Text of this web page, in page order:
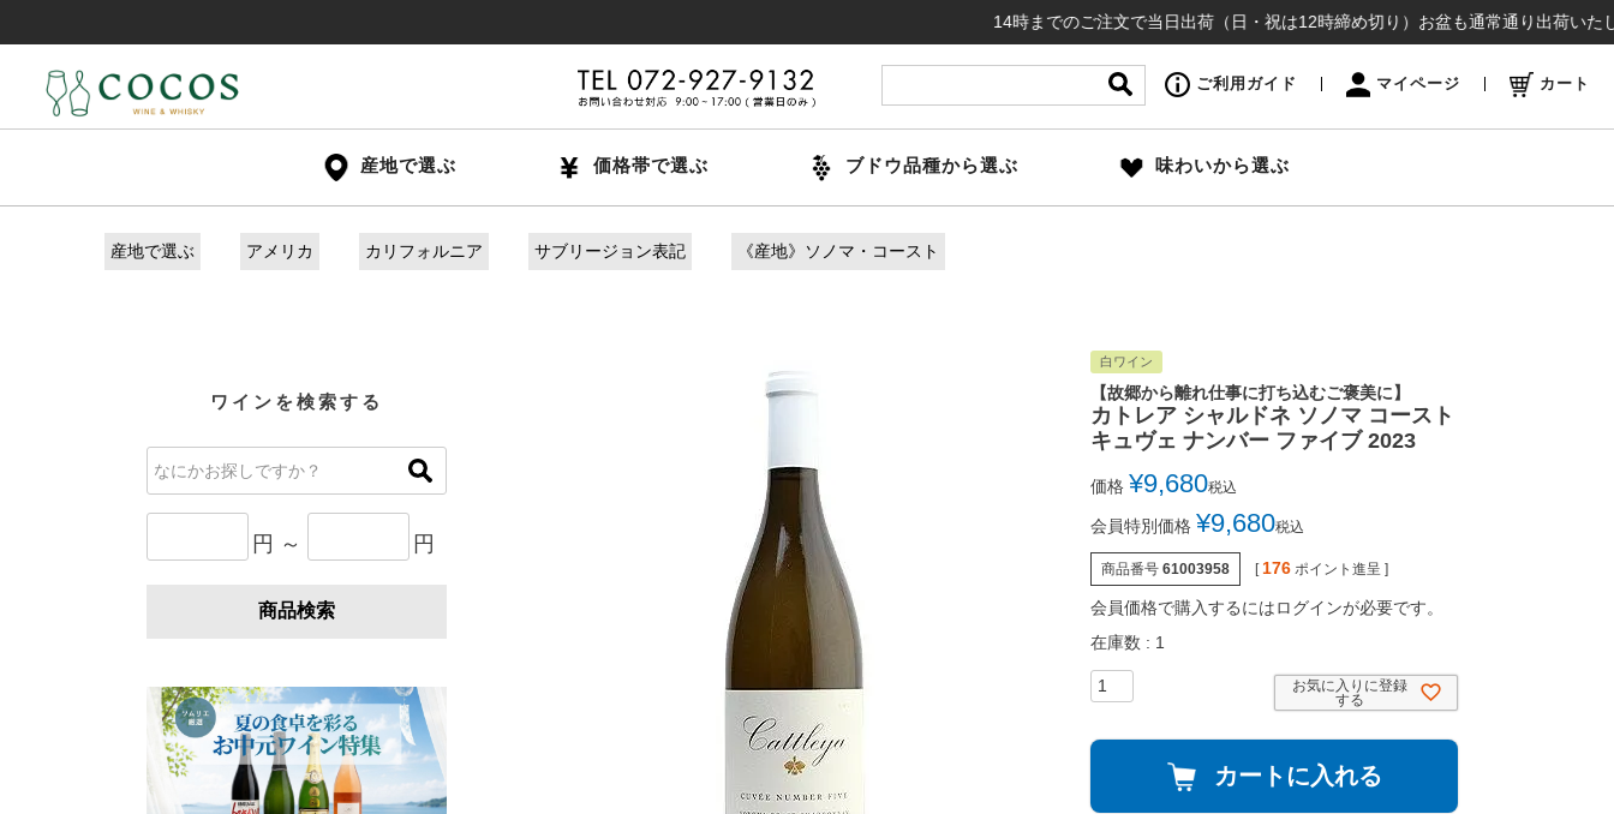
14時までのご注文で当日出荷（日・祝は12時締め切り）お盆も通常通り出荷いたします
ご利用ガイド マイページ カート
産地で選ぶ 価格帯で選ぶ ブドウ品種から選ぶ 味わいから選ぶ
産地で選ぶ アメリカ カリフォルニア サブリージョン表記 《産地》ソノマ・コースト
ワインを検索する
円 ～ 円
商品検索
白ワイン
【故郷から離れ仕事に打ち込むご褒美に】
カトレア シャルドネ ソノマ コースト
キュヴェ ナンバー ファイブ 2023
価格 ¥9,680税込
会員特別価格 ¥9,680税込
商品番号 61003958 [ 176 ポイント進呈 ]
会員価格で購入するにはログインが必要です。
在庫数
1
お気に入りに登録
する
カートに入れる